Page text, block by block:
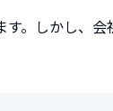
。しかし、